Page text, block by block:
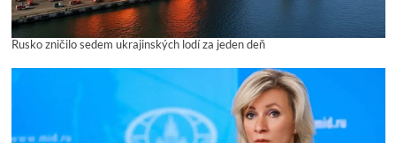
Rusko zničilo sedem ukrajinských lodí za jeden deň